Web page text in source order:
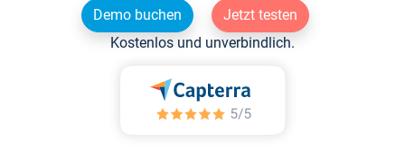
Demo buchen
Jetzt testen
Kostenlos und unverbindlich.